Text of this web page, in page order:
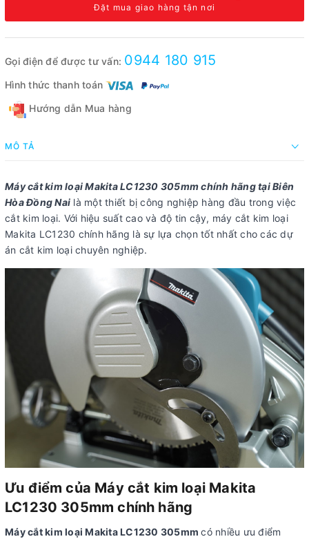
Đặt mua giao hàng tận nơi
Gọi điện để được tư vấn: 0944 180 915
Hình thức thanh toán
Hướng dẫn Mua hàng
MÔ TẢ
Máy cắt kim loại Makita LC1230 305mm chính hãng tại Biên
Hòa Đồng Nai là một thiết bị công nghiệp hàng đầu trong việc
cắt kim loại. Với hiệu suất cao và độ tin cậy, máy cắt kim loại
Makita LC1230 chính hãng là sự lựa chọn tốt nhất cho các dự
án cắt kim loại chuyên nghiệp.
Ưu điểm của Máy cắt kim loại Makita
LC1230 305mm chính hãng
Máy cắt kim loại Makita LC1230 305mmcó nhiều ưu điểm